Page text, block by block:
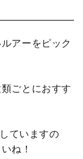
アーをピック
ごとにおすす
ていますの
ね！